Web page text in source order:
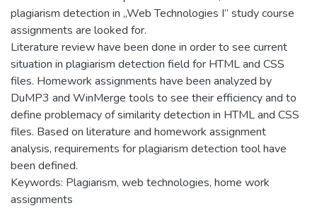
plagiarism detection in „Web Technologies I” study course
assignments are looked for.
Literature review have been done in order to see current
situation in plagiarism detection field for HTML and CSS
files. Homework assignments have been analyzed by
DuMP3 and WinMerge tools to see their efficiency and to
define problemacy of similarity detection in HTML and CSS
files. Based on literature and homework assignment
analysis, requirements for plagiarism detection tool have
been defined.
Keywords: Plagiarism, web technologies, home work
assignments